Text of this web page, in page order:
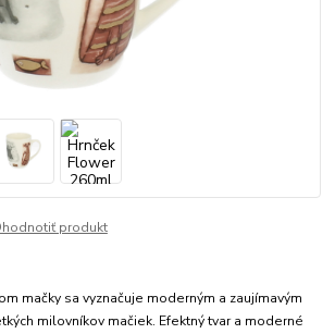
produkt
mačky sa vyznačuje moderným a zaujímavým
milovníkov mačiek. Efektný tvar a moderné